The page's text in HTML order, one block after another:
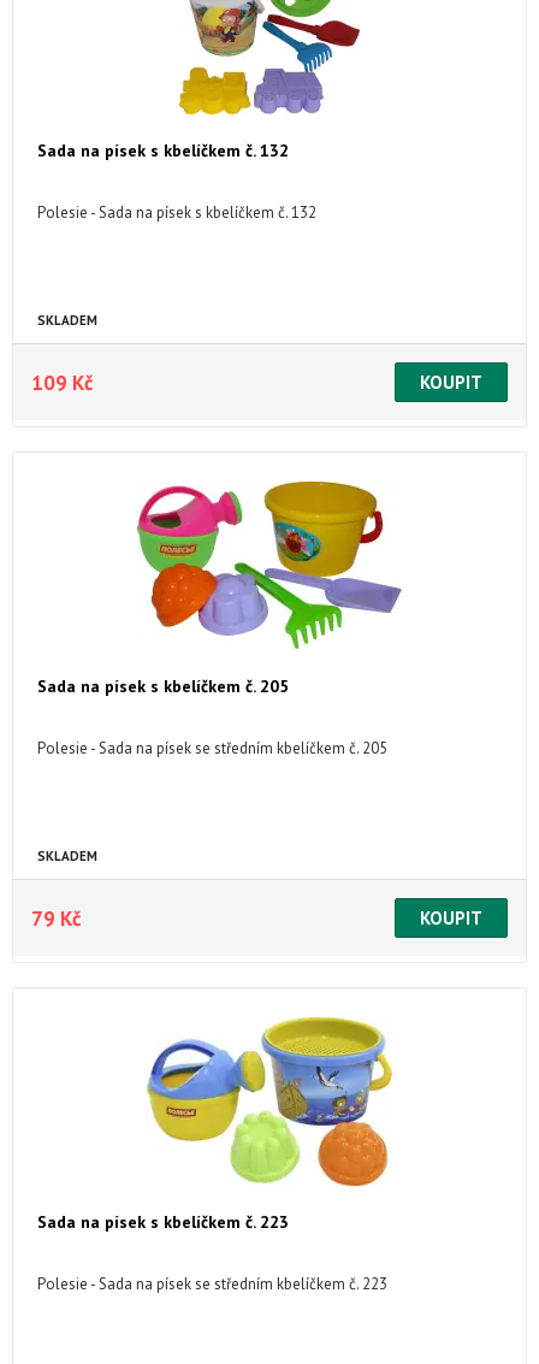
Sada na písek s kbelíčkem č. 132
Polesie - Sada na písek s kbelíčkem č. 132
SKLADEM
109 Kč
Sada na písek s kbelíčkem č. 205
Polesie - Sada na písek se středním kbelíčkem č. 205
SKLADEM
79 Kč
Sada na písek s kbelíčkem č. 223
Polesie - Sada na písek se středním kbelíčkem č. 223